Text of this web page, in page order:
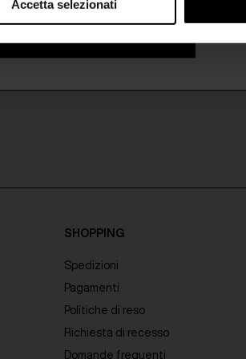
Accetta selezionati
SHOPPING
Spedizioni
Pagamenti
Politiche di reso
Richiesta di recesso
Domande frequenti